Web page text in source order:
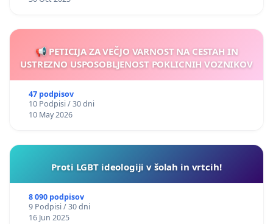
📢 PETICIJA ZA VEČJO VARNOST NA CESTAH IN
USTREZNO USPOSOBLJENOST POKLICNIH VOZNIKOV
47 podpisov
10 Podpisi / 30 dni
10 May 2026
Proti LGBT ideologiji v šolah in vrtcih!
8 090 podpisov
9 Podpisi / 30 dni
16 Jun 2025